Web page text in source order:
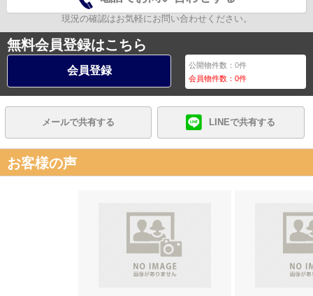
現況の確認はお気軽にお問い合わせください。
無料会員登録はこちら
会員登録 公開物件数：0件
会員物件数：0件
メールで共有する LINEで共有する
お客様の声